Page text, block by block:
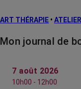
ART THÉRAPIE • ATELIER
Mon journal de
7 août 2026
10h00 - 12h00